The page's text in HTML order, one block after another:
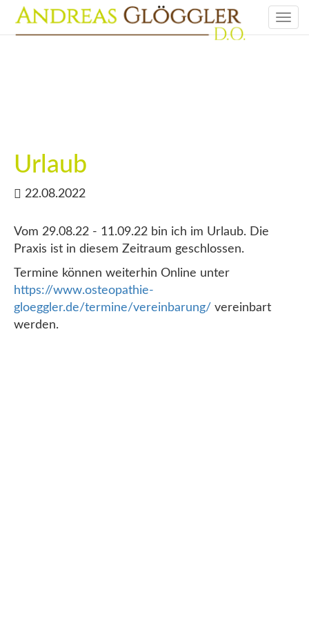
Urlaub
22.08.2022
Vom 29.08.22 - 11.09.22 bin ich im Urlaub. Die
Praxis ist in diesem Zeitraum geschlossen.
Termine können weiterhin Online unter
https://www.osteopathie-
gloeggler.de/termine/vereinbarung/ vereinbart
werden.